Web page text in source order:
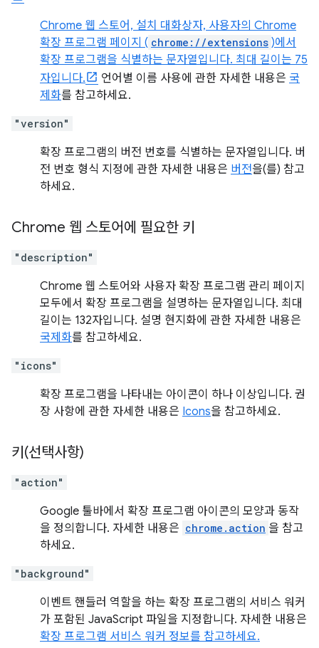
Chrome 웹 스토어, 설치 대화상자, 사용자의 Chrome
확장 프로그램 페이지 ( chrome://extensions )에서
확장 프로그램을 식별하는 문자열입니다. 최대 길이는 75
자입니다.
언어별 이름 사용에 관한 자세한 내용은 국
제화를 참고하세요.
"version"
확장 프로그램의 버전 번호를 식별하는 문자열입니다. 버
전 번호 형식 지정에 관한 자세한 내용은 버전을(를) 참고
하세요.
Chrome 웹 스토어에 필요한 키
"description"
Chrome 웹 스토어와 사용자 확장 프로그램 관리 페이지
모두에서 확장 프로그램을 설명하는 문자열입니다. 최대
길이는 132자입니다. 설명 현지화에 관한 자세한 내용은
국제화를 참고하세요.
"icons"
확장 프로그램을 나타내는 아이콘이 하나 이상입니다. 권
장 사항에 관한 자세한 내용은 Icons을 참고하세요.
키(선택사항)
"action"
Google 툴바에서 확장 프로그램 아이콘의 모양과 동작
을 정의합니다. 자세한 내용은 chrome.action 을 참고
하세요.
"background"
이벤트 핸들러 역할을 하는 확장 프로그램의 서비스 워커
가 포함된 JavaScript 파일을 지정합니다. 자세한 내용은
확장 프로그램 서비스 워커 정보를 참고하세요.